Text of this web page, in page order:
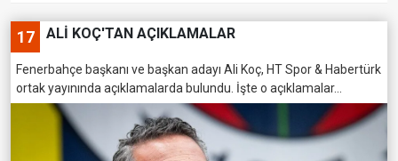
17 ALİ KOÇ'TAN AÇIKLAMALAR
Fenerbahçe başkanı ve başkan adayı Ali Koç, HT Spor & Habertürk
ortak yayınında açıklamalarda bulundu. İşte o açıklamalar...